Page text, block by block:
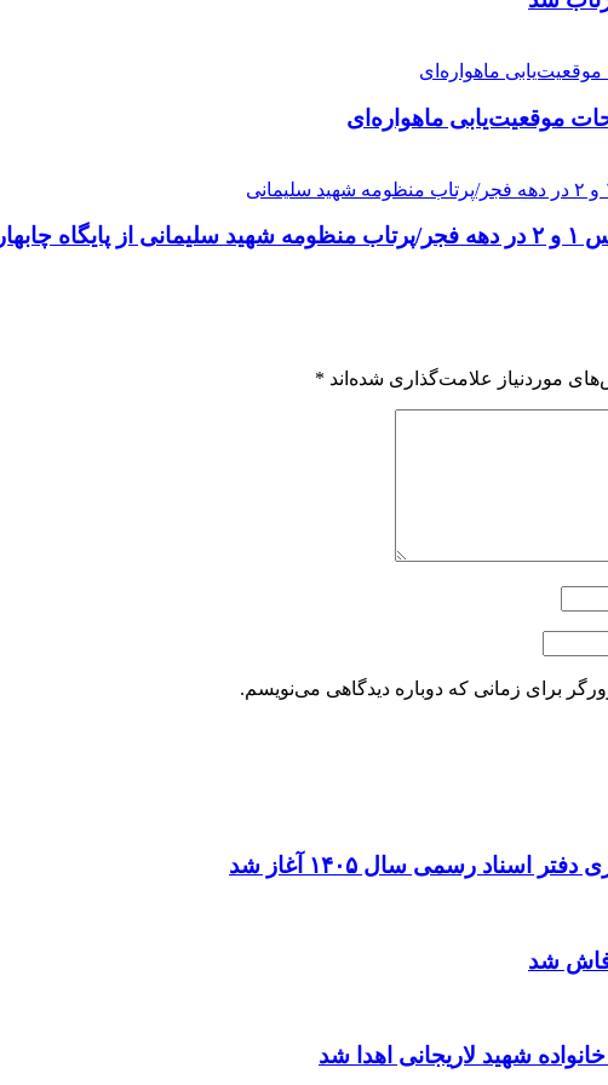
موقعیت‌یابی ماهواره‌ای
موردنیاز علامت‌گذاری شده‌اند *
برای زمانی که دوباره دیدگاهی می‌نویسم.
اسناد رسمی سال ۱۴۰۵ آغاز شد
فاش شد
شهید لاریجانی اهدا شد